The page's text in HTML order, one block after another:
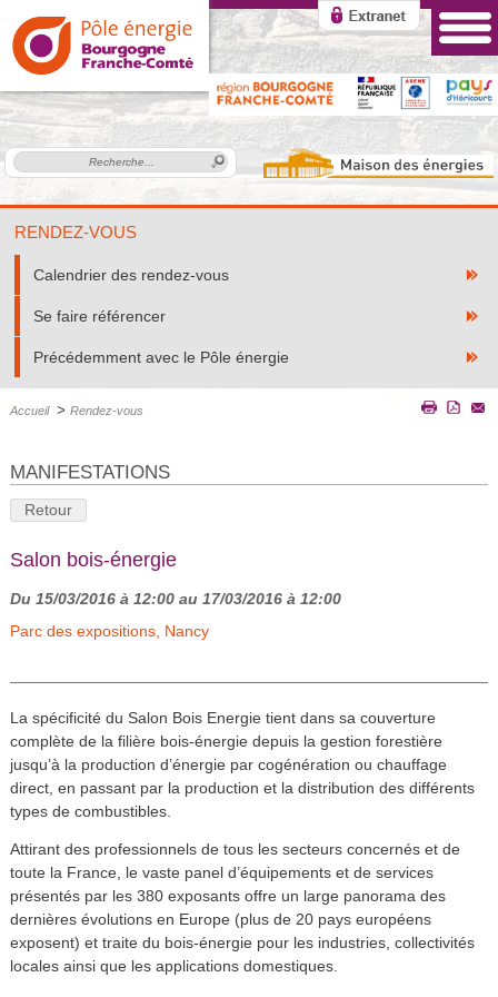
RENDEZ-VOUS
Calendrier des rendez-vous
Se faire référencer
Précédemment avec le Pôle énergie
Accueil > Rendez-vous
MANIFESTATIONS
Retour
Salon bois-énergie
Du 15/03/2016 à 12:00 au 17/03/2016 à 12:00
Parc des expositions, Nancy
La spécificité du Salon Bois Energie tient dans sa couverture
complète de la filière bois-énergie depuis la gestion forestière
jusqu’à la production d’énergie par cogénération ou chauffage
direct, en passant par la production et la distribution des différents
types de combustibles.
Attirant des professionnels de tous les secteurs concernés et de
toute la France, le vaste panel d’équipements et de services
présentés par les 380 exposants offre un large panorama des
dernières évolutions en Europe (plus de 20 pays européens
exposent) et traite du bois-énergie pour les industries, collectivités
locales ainsi que les applications domestiques.